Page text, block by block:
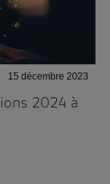
15 décembre 2023
2024 à